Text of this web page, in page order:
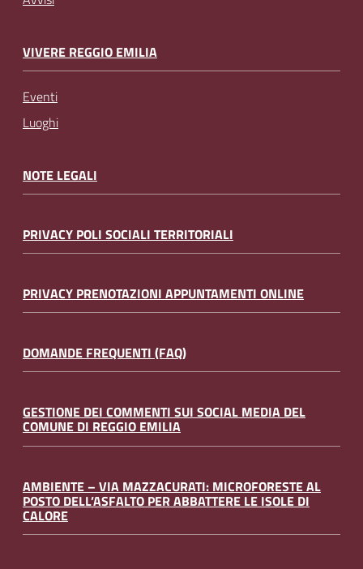
VIVERE REGGIO EMILIA
Eventi
Luoghi
NOTE LEGALI
PRIVACY POLI SOCIALI TERRITORIALI
PRIVACY PRENOTAZIONI APPUNTAMENTI ONLINE
DOMANDE FREQUENTI (FAQ)
GESTIONE DEI COMMENTI SUI SOCIAL MEDIA DEL
COMUNE DI REGGIO EMILIA
AMBIENTE – VIA MAZZACURATI: MICROFORESTE AL
POSTO DELL’ASFALTO PER ABBATTERE LE ISOLE DI
CALORE